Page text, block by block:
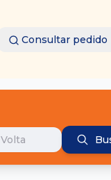
Consultar pedido
Volta